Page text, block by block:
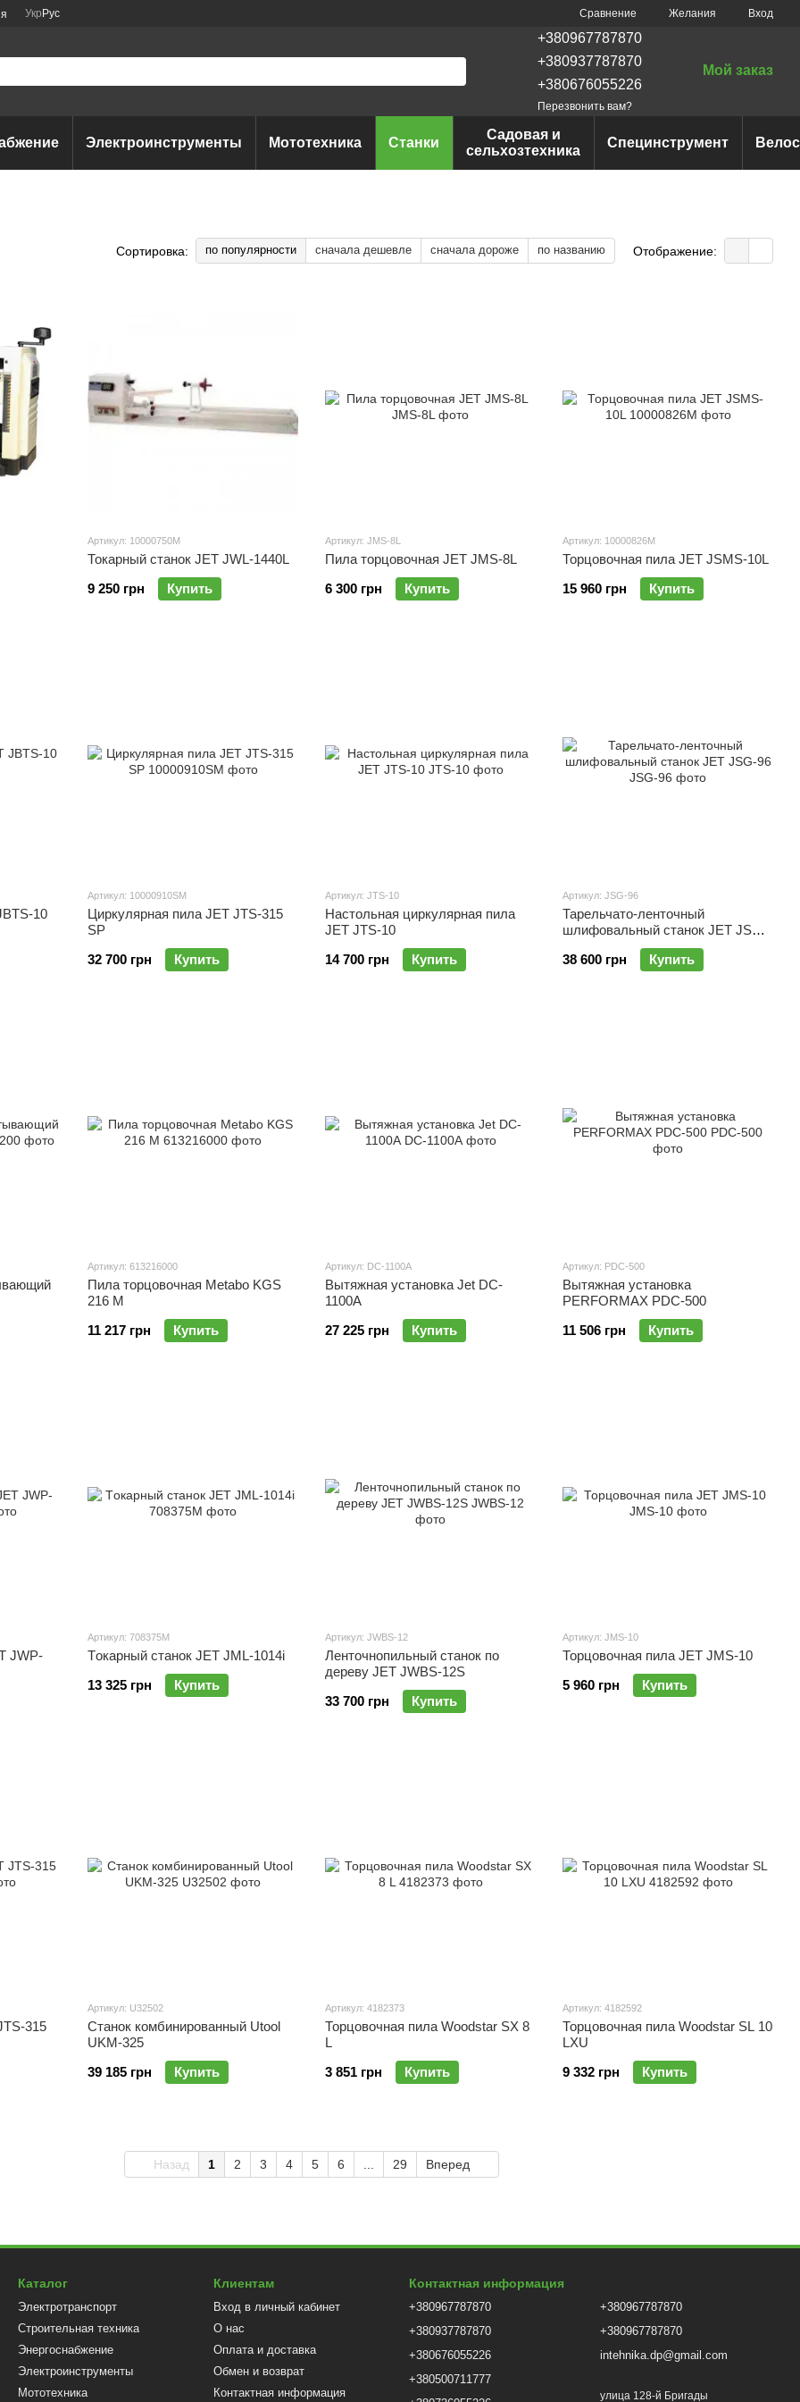
Укр Рус Сравнение Желания Вход
+380967787870
+380937787870
+380676055226
Перезвонить вам?
Мой заказ
Электроинструменты Мототехника Станки
Садовая и
сельхозтехника
Специнструмент
Сортировка: по популярности сначала дешевле сначала дороже по названию Отображение:
Артикул: 10000750M
Токарный станок JET JWL-1440L
9 250 грн
Купить
Артикул: JMS-8L
Пила торцовочная JET JMS-8L
6 300 грн
Купить
Артикул: 10000826M
Торцовочная пила JET JSMS-10L
15 960 грн
Купить
10
Артикул: 10000910SM
Циркулярная пила JET JTS-315
SP
32 700 грн
Купить
Артикул: JTS-10
Настольная циркулярная пила
JET JTS-10
14 700 грн
Купить
Артикул: JSG-96
Тарельчато-ленточный
шлифовальный станок JET JSG-
38 600 грн
Купить
Артикул: 613216000
Пила торцовочная Metabo KGS
216 М
11 217 грн
Купить
Артикул: DC-1100А
Вытяжная установка Jet DC-
1100А
27 225 грн
Купить
Артикул: PDC-500
Вытяжная установка
PERFORMAX PDC-500
11 506 грн
Купить
JWP-
Артикул: 708375M
Тoкapный cтaнoк JET JML-1014i
13 325 грн
Купить
Артикул: JWBS-12
Ленточнопильный станок по
дереву JET JWBS-12S
33 700 грн
Купить
Артикул: JMS-10
Торцовочная пила JET JMS-10
5 960 грн
Купить
315
Артикул: U32502
Станок комбинированный Utool
UKM-325
39 185 грн
Купить
Артикул: 4182373
Торцовочная пила Woodstar SX 8
L
3 851 грн
Купить
Артикул: 4182592
Торцовочная пила Woodstar SL 10
LXU
9 332 грн
Купить
Назад 1 2 3 4 5 6 29 Вперед
Каталог
Электротранспорт
Строительная техника
Энергоснабжение
Электроинструменты
Мототехника
Клиентам
Вход в личный кабинет
О нас
Оплата и доставка
Обмен и возврат
Контактная информация
Контактная информация
+380967787870
+380937787870
+380676055226
+380500711777
+380967787870
+380967787870
intehnika.dp@gmail.com
улица 128-й Бригады